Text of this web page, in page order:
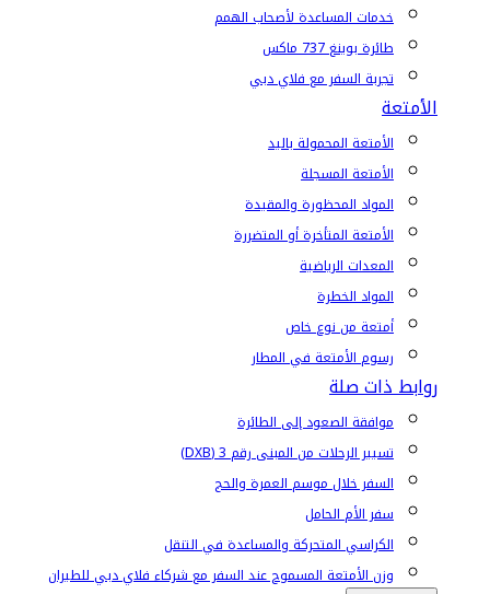
خدمات المساعدة لأصحاب الهمم
طائرة بوينغ 737 ماكس
تجربة السفر مع فلاي دبي
الأمتعة
الأمتعة المحمولة باليد
الأمتعة المسجلة
المواد المحظورة والمقيدة
الأمتعة المتأخرة أو المتضررة
المعدات الرياضية
المواد الخطرة
أمتعة من نوع خاص
رسوم الأمتعة في المطار
روابط ذات صلة
موافقة الصعود إلى الطائرة
تسيير الرحلات من المبنى رقم 3 (DXB)
السفر خلال موسم العمرة والحج
سفر الأم الحامل
الكراسي المتحركة والمساعدة في التنقل
وزن الأمتعة المسموح عند السفر مع شركاء فلاي دبي للطيران